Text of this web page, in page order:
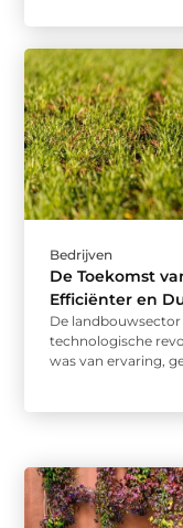
Bedrijven
De Toekomst
Efficiënter en
De
technologische
was van ervaring,